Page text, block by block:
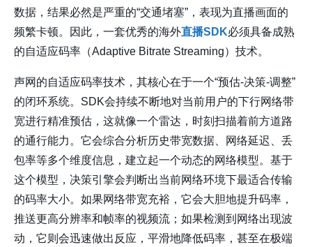
数据，结果必然是严重的“交通堵塞”，表现为直播画面的
频繁卡顿。因此，一套优秀的海外直播SDK必须具备成熟
的自适应码率（Adaptive Bitrate Streaming）技术。
声网的自适应码率技术，其核心在于一个“预估-决策-调整”
的闭环系统。SDK会持续不断地对当前用户的下行网络带
宽进行精准预估，这就像一个雷达，时刻扫描着前方道路
的通行能力。它会综合分析历史带宽数据、网络延迟、丢
包率等多个维度信息，建立起一个动态的网络模型。基于
这个模型，决策引擎会判断出当前网络环境下最适合传输
的码率大小。如果网络带宽充裕，它会大胆地提升码率，
推送更高分辨率和帧率的视频流；如果检测到网络出现波
动，它则会迅速做出反应，平滑地降低码率，甚至在极端